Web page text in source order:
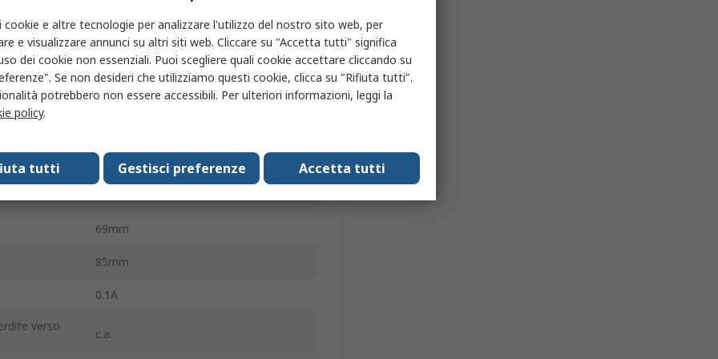
100mA
Modello AC
Guida DIN
Vite
69mm
85mm
0.1A
verso
c.a.
cookie e altre tecnologie per analizzare l'utilizzo del nostro sito web, per
e visualizzare annunci su altri siti web. Cliccare su "Accetta tutti" significa
dei cookie non essenziali. Puoi scegliere quali cookie accettare cliccando su
Se non desideri che utilizziamo questi cookie, clicca su "Rifiuta tutti".
potrebbero non essere accessibili. Per ulteriori informazioni, leggi la
policy.
Accetta tutti
Gestisci preferenze
tutti